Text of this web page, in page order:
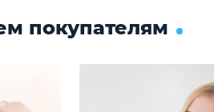
покупателям